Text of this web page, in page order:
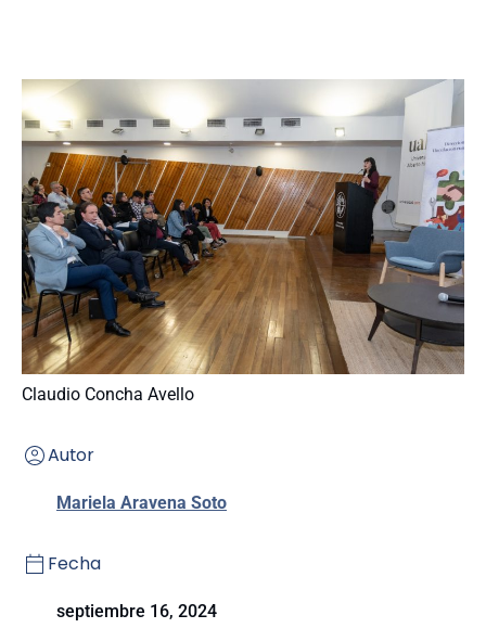
Claudio Concha Avello
Autor
Mariela Aravena Soto
Fecha
septiembre 16, 2024